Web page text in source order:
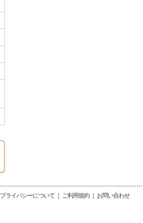
プライバシーについて ご利用規約｜ お問い合わせ